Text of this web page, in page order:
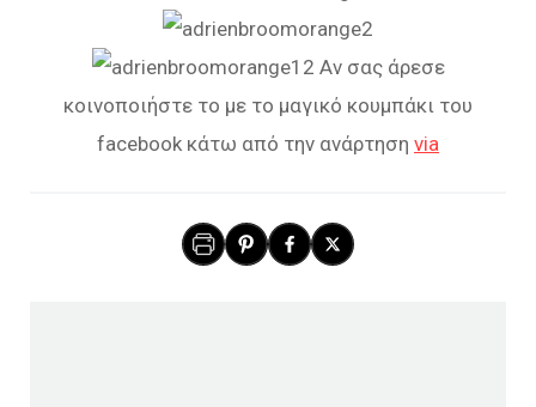
Αν σας άρεσε
κοινοποιήστε το με το μαγικό κουμπάκι του
facebook κάτω από την ανάρτηση via